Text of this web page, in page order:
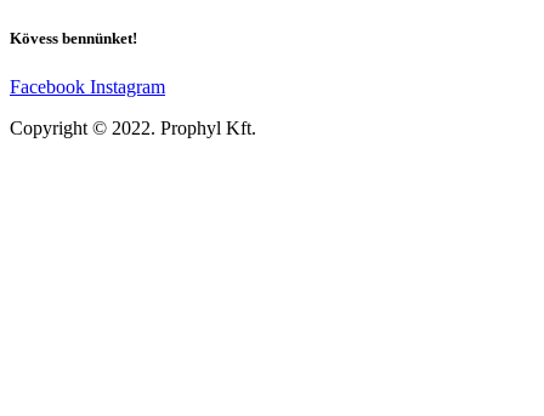
Kövess bennünket!
Facebook Instagram
Copyright © 2022. Prophyl Kft.